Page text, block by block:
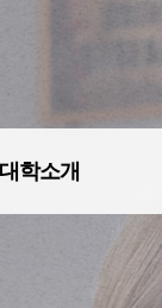
대학소개